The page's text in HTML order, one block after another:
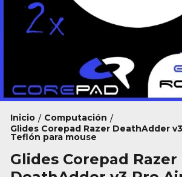
Inicio / Computación /
Glides Corepad Razer DeathAdder
Teflón para mouse
Glides Corepad Razer